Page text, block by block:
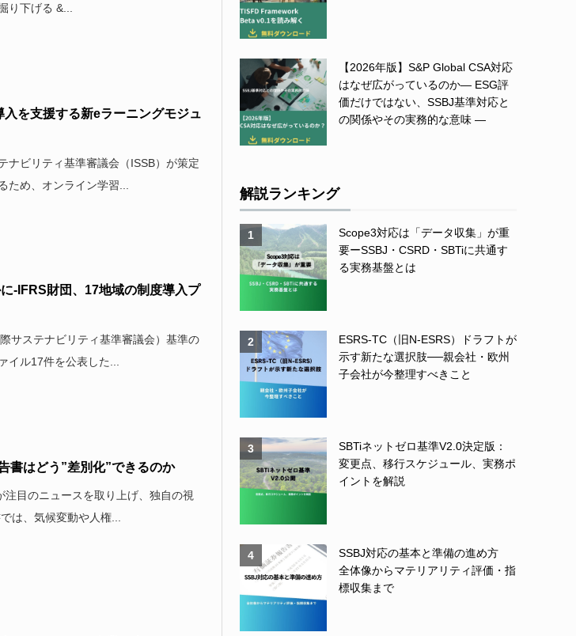
り下げる &...
入を支援する新eラーニングモジュ
ナビリティ基準審議会（ISSB）が策定
ため、オンライン学習...
-IFRS財団、17地域の制度導入プ
サステナビリティ基準審議会）基準の
イル17件を公表した...
書はどう”差別化”できるのか
目のニュースを取り上げ、独自の視
は、気候変動や人権...
【2026年版】S&P Global CSA対応
はなぜ広がっているのか― ESG評
価だけではない、SSBJ基準対応と
の関係やその実務的な意味 ―
解説ランキング
1
Scope3対応は「データ収集」が重
要ーSSBJ・CSRD・SBTiに共通す
る実務基盤とは
2
ESRS-TC（旧N-ESRS）ドラフトが
示す新たな選択肢──親会社・欧州
子会社が今整理すべきこと
3
SBTiネットゼロ基準V2.0決定版：
変更点、移行スケジュール、実務ポ
イントを解説
4
SSBJ対応の基本と準備の進め方
全体像からマテリアリティ評価・指
標収集まで